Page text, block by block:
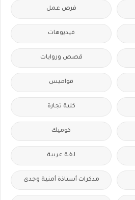
فرص عمل
فيديوهات
قصص وروايات
قواميس
كلية تجارة
كوميك
لغة عربية
مذكرات أستاذة أمنية وجدى